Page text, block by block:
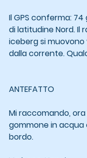
Il GPS conferma:
di latitudine Nord. Il
iceberg si
dalla corrente.
ANTEFATTO
Mi raccomando,
gommone in
bordo.